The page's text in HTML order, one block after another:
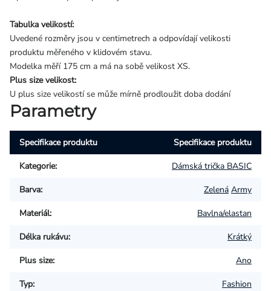
Tabulka velikostí:
Uvedené rozměry jsou v centimetrech a odpovídají velikosti
produktu měřeného v klidovém stavu.
Modelka měří 175 cm a má na sobě velikost XS.
Plus size velikost:
U plus size velikostí se může mírně prodloužit doba dodání
Parametry
Specifikace produktu Specifikace produktu
Kategorie: Dámská trička BASIC
Barva: Zelená Army
Materiál: Bavlna/elastan
Délka rukávu: Krátký
Plus size: Ano
Typ: Fashion